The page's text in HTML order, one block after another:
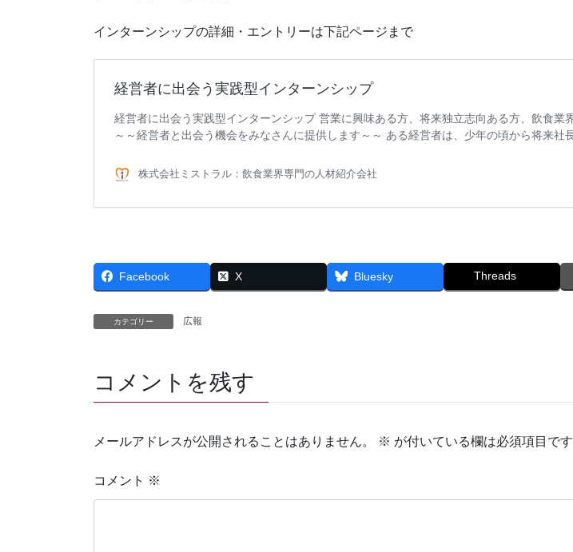
インターンシップの詳細・エントリーは下記ページまで
Facebook X Bluesky Threads
カテゴリー 広報
コメントを残す
メールアドレスが公開されることはありません。 ※ が付いている欄は必須項目です
コメント ※